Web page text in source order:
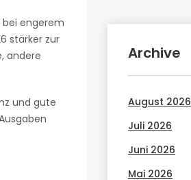
bei engerem
stärker zur
andere
und gute
Archive
August 2026
Juli 2026
Juni 2026
Mai 2026